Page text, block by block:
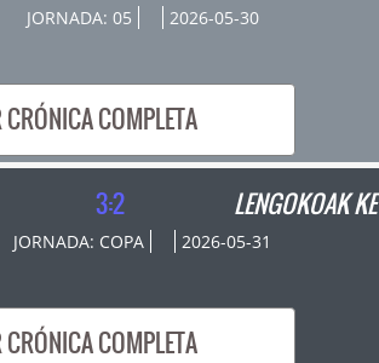
JORNADA: 05 2026-05-30
CRÓNICA COMPLETA
3:2 LENGOKOAK KE
JORNADA: COPA 2026-05-31
CRÓNICA COMPLETA